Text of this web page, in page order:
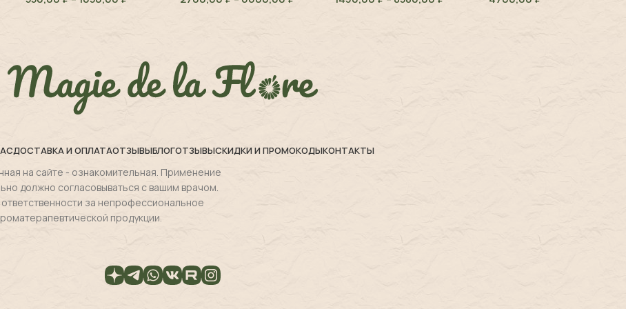
ДОСТАВКА И ОПЛАТАОТЗЫВЫБЛОГОТЗЫВЫСКИДКИ И ПРОМОКОДЫКОНТАКТЫ
на сайте - ознакомительная. Применение
должно согласовываться с вашим врачом.
за непрофессиональное
продукции.